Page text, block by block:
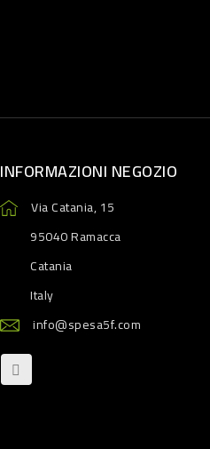
INFORMAZIONI NEGOZIO
Via Catania, 15
95040 Ramacca
Catania
Italy
info@spesa5f.com